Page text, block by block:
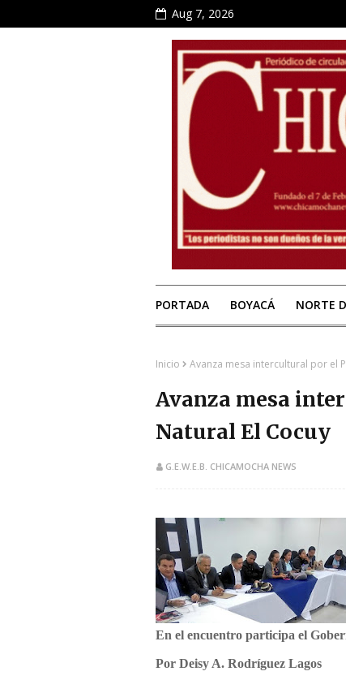
Aug 7, 2026
PORTADA BOYACÁ NORTE
Inicio Avanza mesa intercultural por el
Avanza mesa
Natural El Cocuy
G.E.W.E.B. CHICAMOCHA NEWS
​En el encuentro participa el
Por Deisy A. Rodríguez Lagos